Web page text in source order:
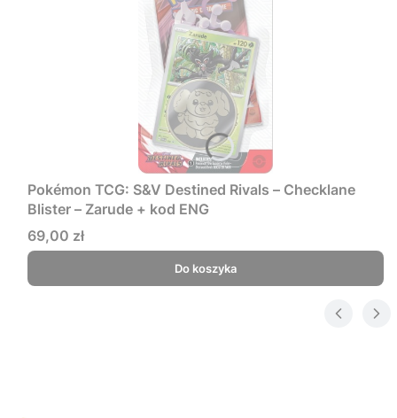
Pokémon TCG: S&V Destined Rivals – Checklane
Blister – Zarude + kod ENG
Cena
69,00 zł
Do koszyka